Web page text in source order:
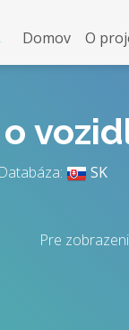
Domov O
Databáza: SK
Pre